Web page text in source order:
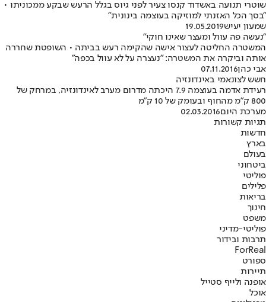
שוטרי תנועה באשדוד קנסו צעיר לפני גיוס בגלל הרעש שבקע ממכוניתו •
"בסך הכל האזנתי למוזיקה בעוצמה בינונית"
שמעון יעיש19.05.2019
"נעשה פה עוול ומעצר שאינו חוקי"
המשטרה החליטה לעצור אישה שהקימה רעש בביתה • השופטת שחררה
אותה וביקרה את המשטרה: "נעצרה על לא עוול בכפה"
אבי כהן07.11.2016
חשש לצונאמי באינדונזיה
רעידת אדמה בעוצמה 7.9 היכתה מדרום מערב לאינדונזיה, במרחק של
800 ק"מ מהחוף ובעומק של 10 ק"מ
מערכת היום02.03.2016
תגיות קשורות
חדשות
בארץ
בעולם
ביטחוני
פוליטי
פלילים
בריאות
חינוך
משפט
פוליטי-מדיני
תרבות ובידור
ForReal
ספורט
תיירות
אופנה ולייף סטייל
אוכל